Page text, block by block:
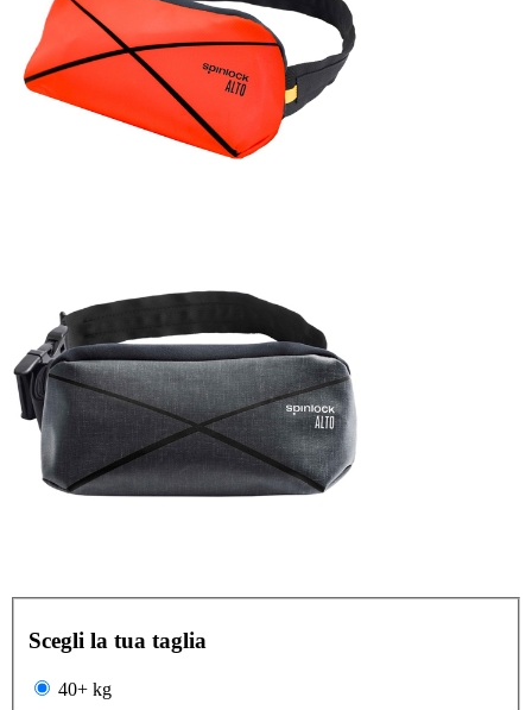
Scegli la tua taglia
40+ kg